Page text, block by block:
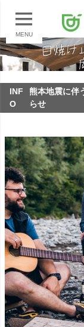
MENU
INF
O
熊本地震に伴
らせ